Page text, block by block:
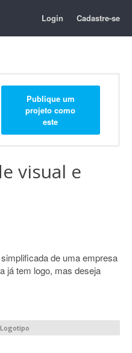
Login Cadastre-se
Publique um
projeto como
este
visual e
de uma empresa
já tem logo, mas deseja